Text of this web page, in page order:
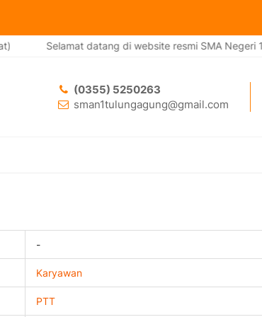
Selamat datang di website resmi SMA Negeri 1
(0355) 5250263
sman1tulungagung@gmail.com
-
Karyawan
PTT